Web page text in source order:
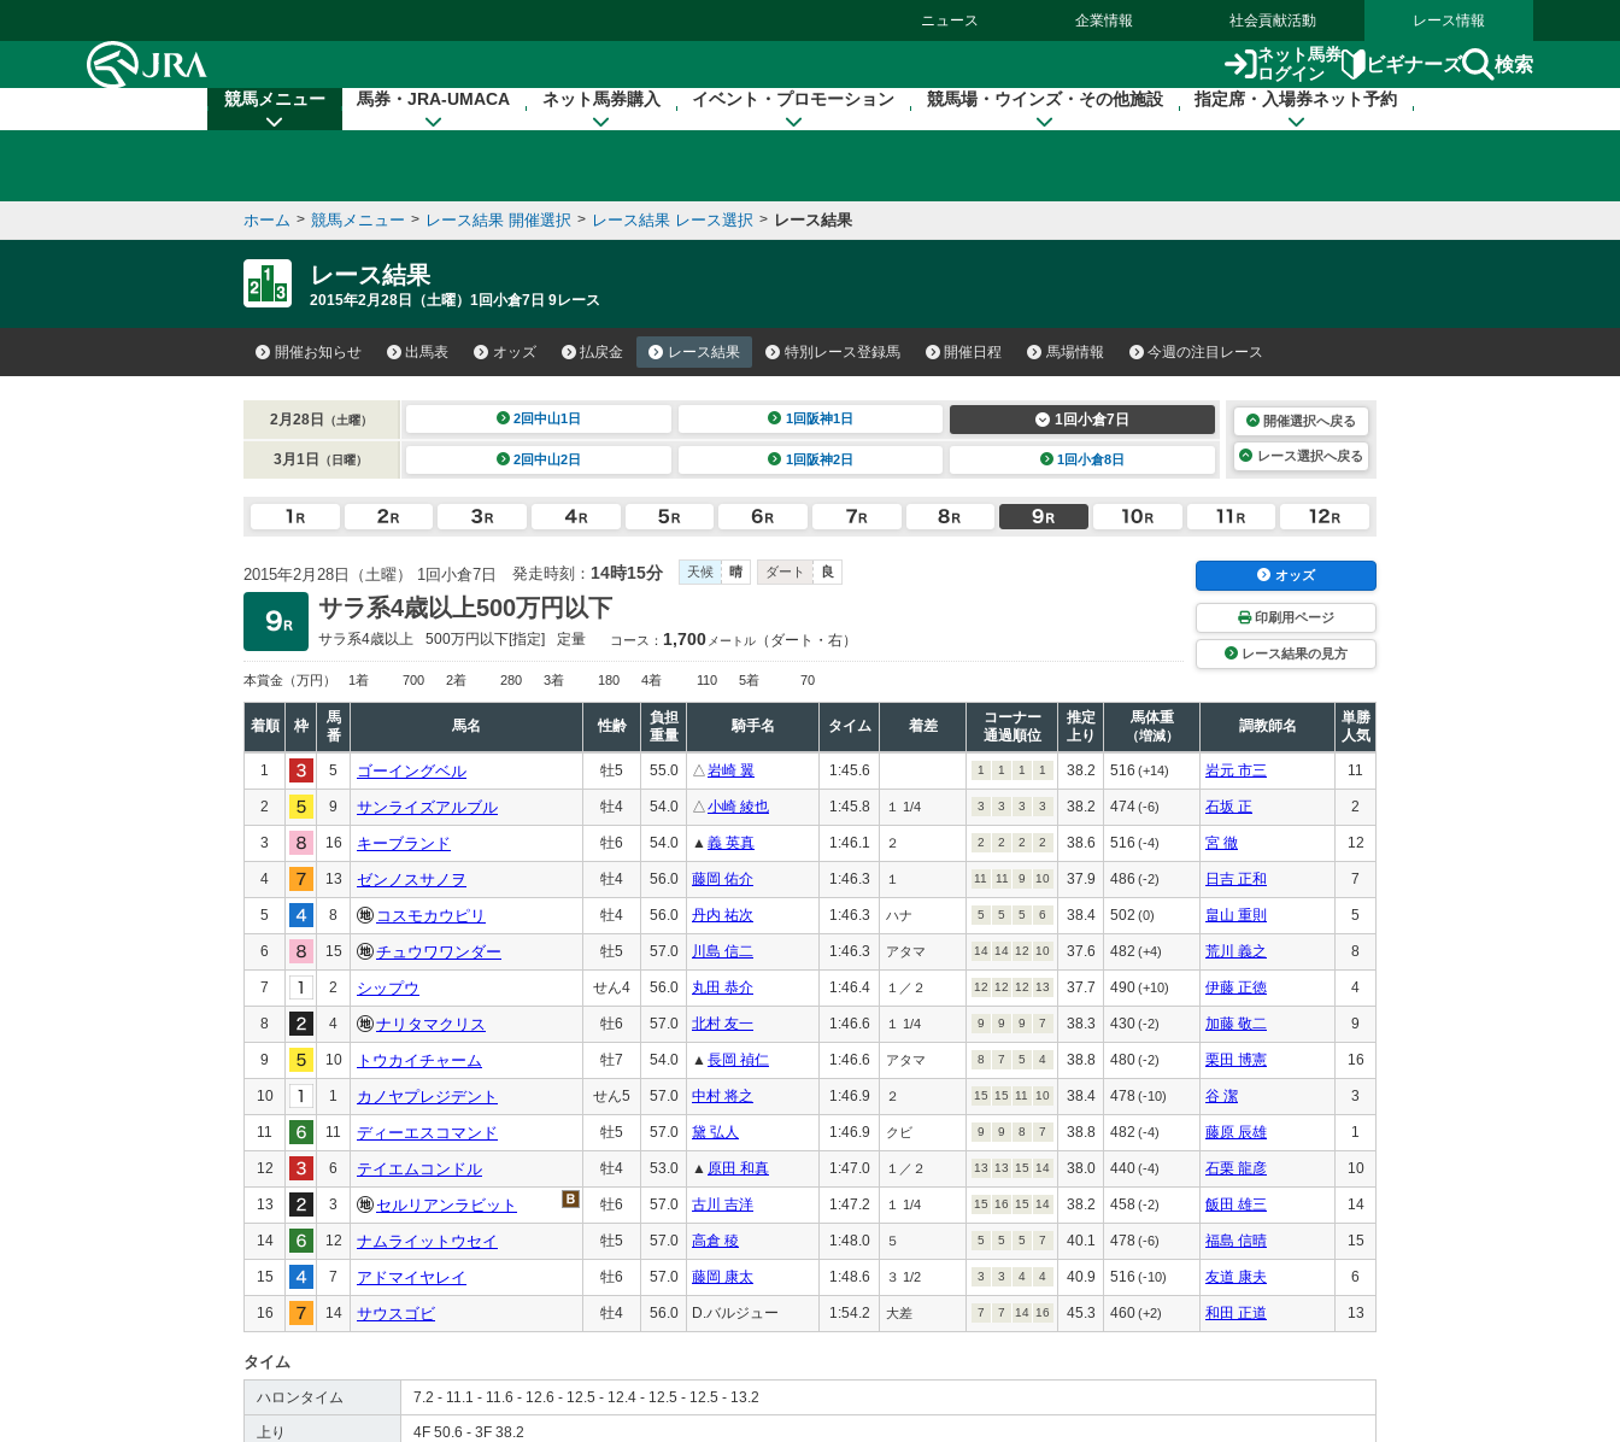
ニュース 企業情報 社会貢献活動 レース情報
ネット馬券
ログイン
ビギナーズ 検索
競馬メニュー 馬券・JRA-UMACA ネット馬券購入 イベント・プロモーション 競馬場・ウインズ・その他施設 指定席・入場券ネット予約
ホーム > 競馬メニュー > レース結果 開催選択 > レース結果 レース選択 > レース結果
レース結果
2015年2月28日（土曜）1回小倉7日 9レース
開催お知らせ 出馬表 オッズ 払戻金 レース結果 特別レース登録馬 開催日程 馬場情報 今週の注目レース
2月28日 （土曜） 2回中山1日 1回阪神1日 1回小倉7日
3月1日 （日曜） 2回中山2日 1回阪神2日 1回小倉8日
開催選択へ戻る
レース選択へ戻る
2015年2月28日（土曜） 1回小倉7日 発走時刻： 14時15分 天候 晴 ダート 良
サラ系4歳以上500万円以下
サラ系4歳以上 500万円以下[指定] 定量 コース： 1,700 メートル （ダート・右）
本賞金 （万円） 1着 700 2着 280 3着 180 4着 110 5着 70
オッズ
印刷用ページ
レース結果の見方
着順 枠
馬
番
馬名 性齢
負担
重量
騎手名 タイム 着差
コーナー
通過順位
推定
上り
馬体重
（増減）
調教師名
単勝
人気
1 5 ゴーイングベル 牡5 55.0 △岩崎 翼 1:45.6 1 1 1 1 38.2 516 (+14) 岩元 市三 11
2 9 サンライズアルブル 牡4 54.0 △小崎 綾也 1:45.8 １ 1/4 3 3 3 3 38.2 474(-6) 石坂 正 2
3 16 キーブランド 牡6 54.0 ▲ 義 英真 1:46.1 ２ 2 2 2 2 38.6 516 (-4) 宮 徹 12
4 13 ゼンノスサノヲ 牡4 56.0 藤岡 佑介 1:46.3 １ 11 11 9 10 37.9 486 (-2) 日吉 正和 7
5 8 コスモカウピリ 牡4 56.0 丹内 祐次 1:46.3 ハナ 5 5 5 6 38.4 502 (0) 畠山 重則 5
6 15 チュウワワンダー 牡5 57.0 川島 信二 1:46.3 アタマ 14 14 12 10 37.6 482 (+4) 荒川 義之 8
7 2 シップウ せん4 56.0 丸田 恭介 1:46.4 １／２ 12 12 12 13 37.7 490(+10) 伊藤 正徳 4
8 4 ナリタマクリス 牡6 57.0 北村 友一 1:46.6 １ 1/4 9 9 9 7 38.3 430(-2) 加藤 敬二 9
9 10 トウカイチャーム 牡7 54.0 ▲ 長岡 禎仁 1:46.6 アタマ 8 7 5 4 38.8 480(-2) 栗田 博憲 16
10 1 カノヤプレジデント せん5 57.0 中村 将之 1:46.9 ２ 15 15 11 10 38.4 478 (-10) 谷 潔 3
11 11 ディーエスコマンド 牡5 57.0 黛 弘人 1:46.9 クビ 9 9 8 7 38.8 482 (-4) 藤原 辰雄 1
12 6 テイエムコンドル 牡4 53.0 ▲ 原田 和真 1:47.0 １／２ 13 13 15 14 38.0 440(-4) 石栗 龍彦 10
13 3 セルリアンラビット 牡6 57.0 古川 吉洋 1:47.2 １ 1/4 15 16 15 14 38.2 458(-2) 飯田 雄三 14
14 12 ナムライットウセイ 牡5 57.0 高倉 稜 1:48.0 ５ 5 5 5 7 40.1 478 (-6) 福島 信晴 15
15 7 アドマイヤレイ 牡6 57.0 藤岡 康太 1:48.6 ３ 1/2 3 3 4 4 40.9 516 (-10) 友道 康夫 6
16 14 サウスゴビ 牡4 56.0 D.バルジュー 1:54.2 大差 7 7 14 16 45.3 460(+2) 和田 正道 13
タイム
ハロンタイム 7.2 - 11.1 - 11.6 - 12.6 - 12.5 - 12.4 - 12.5 - 12.5 - 13.2
上り 4F 50.6 - 3F 38.2